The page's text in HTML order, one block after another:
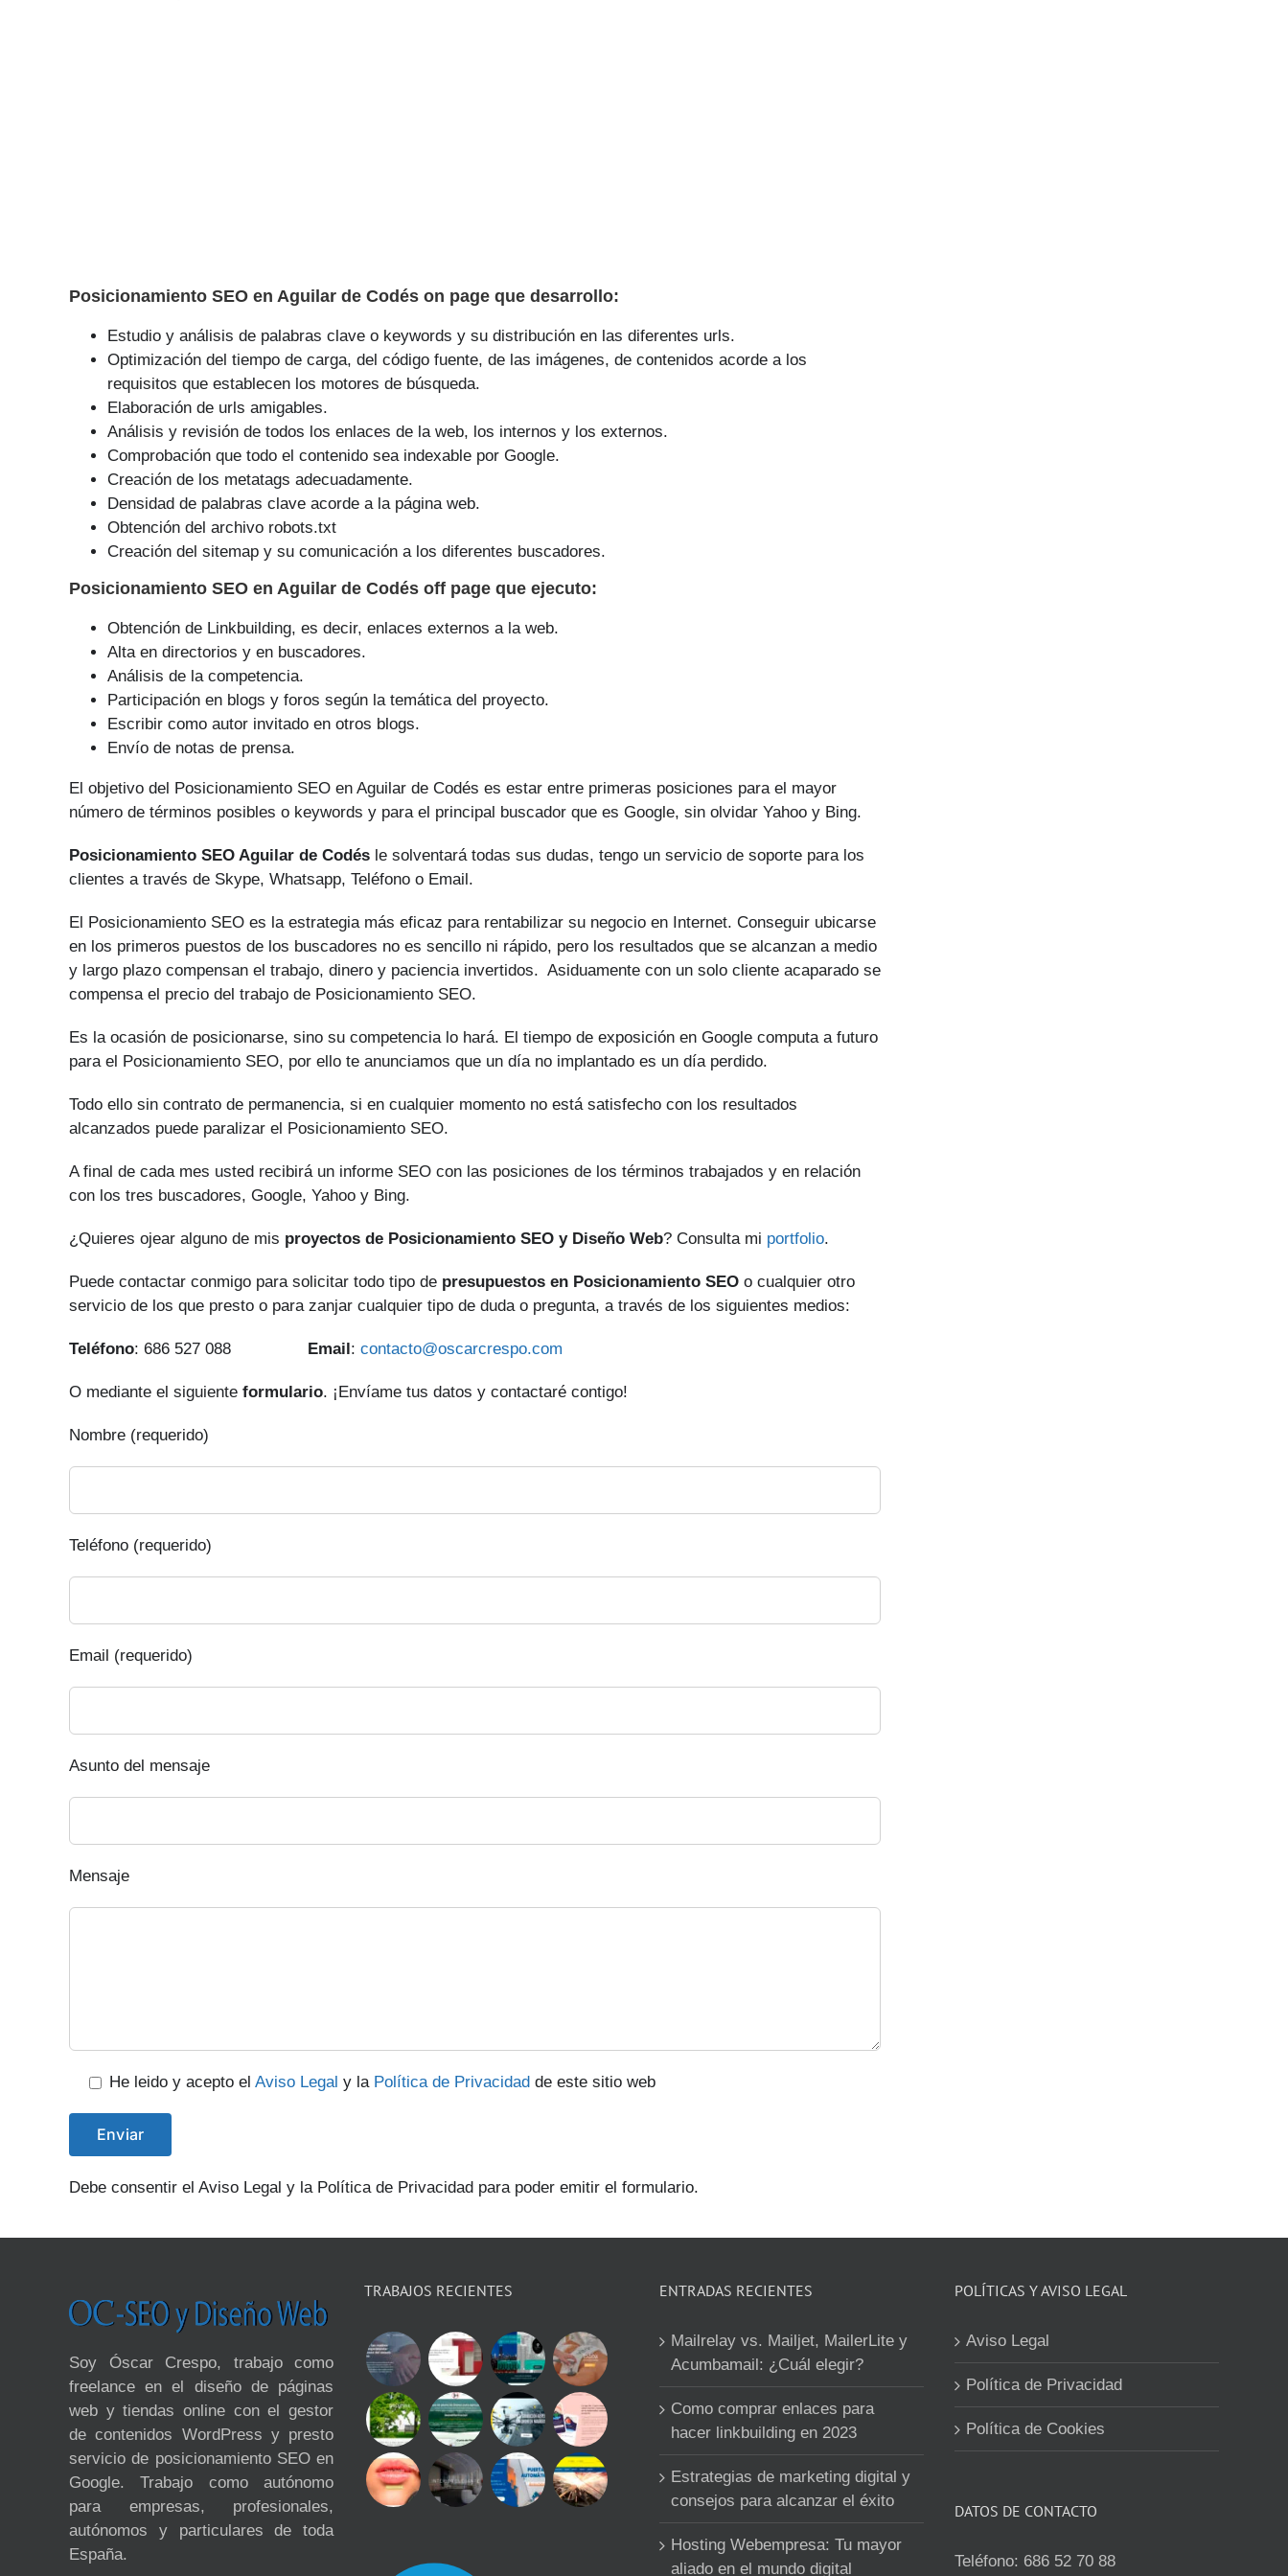
Posicionamiento SEO en Aguilar de Codés on page que desarrollo:
Estudio y análisis de palabras clave o keywords y su distribución en las diferentes urls.
Optimización del tiempo de carga, del código fuente, de las imágenes, de contenidos acorde a los
requisitos que establecen los motores de búsqueda.
Elaboración de urls amigables.
Análisis y revisión de todos los enlaces de la web, los internos y los externos.
Comprobación que todo el contenido sea indexable por Google.
Creación de los metatags adecuadamente.
Densidad de palabras clave acorde a la página web.
Obtención del archivo robots.txt
Creación del sitemap y su comunicación a los diferentes buscadores.
Posicionamiento SEO en Aguilar de Codés off page que ejecuto:
Obtención de Linkbuilding, es decir, enlaces externos a la web.
Alta en directorios y en buscadores.
Análisis de la competencia.
Participación en blogs y foros según la temática del proyecto.
Escribir como autor invitado en otros blogs.
Envío de notas de prensa.
El objetivo del Posicionamiento SEO en Aguilar de Codés es estar entre primeras posiciones para el mayor
número de tér­minos posibles o keywords y para el principal buscador que es Google, sin olvidar Yahoo y Bing.
Posicionamiento SEO Aguilar de Codés le solventará todas sus dudas, tengo un servicio de soporte para los
clientes a través de Skype, Whatsapp, Teléfono o Email.
El Posicionamiento SEO es la estrategia más eficaz para rentabilizar su negocio en Internet. Conseguir ubicarse
en los primeros puestos de los buscadores no es sencillo ni rápido, pero los resultados que se alcanzan a medio
y largo plazo compensan el trabajo, dinero y paciencia invertidos. Asiduamente con un solo cliente acaparado se
compensa el precio del trabajo de Posicionamiento SEO.
Es la ocasión de posicionarse, sino su competencia lo hará. El tiempo de exposición en Google computa a futuro
para el Posicionamiento SEO, por ello te anunciamos que un día no implantado es un día perdido.
Todo ello sin contrato de permanencia, si en cualquier momento no está satisfecho con los resultados
alcanzados puede paralizar el Posicionamiento SEO.
A final de cada mes usted recibirá un informe SEO con las posiciones de los términos trabajados y en relación
con los tres buscadores, Google, Yahoo y Bing.
¿Quieres ojear alguno de mis proyectos de Posicionamiento SEO y Diseño Web? Consulta mi portfolio.
Puede contactar conmigo para solicitar todo tipo de presupuestos en Posicionamiento SEO o cualquier otro
servicio de los que presto o para zanjar cualquier tipo de duda o pregunta, a través de los siguientes medios:
Teléfono: 686 527 088 Email: contacto@oscarcrespo.com
O mediante el siguiente formulario. ¡Envíame tus datos y contactaré contigo!
Nombre (requerido)
Teléfono (requerido)
Email (requerido)
Asunto del mensaje
Mensaje
He leido y acepto el Aviso Legal y la Política de Privacidad de este sitio web
Debe consentir el Aviso Legal y la Política de Privacidad para poder emitir el formulario.
Soy Óscar Crespo, trabajo como
freelance en el diseño de páginas
web y tiendas online con el gestor
de contenidos WordPress y presto
servicio de posicionamiento SEO en
Google. Trabajo como autónomo
para empresas, profesionales,
autónomos y particulares de toda
España.
TRABAJOS RECIENTES ENTRADAS RECIENTES
Mailrelay vs. Mailjet, MailerLite y
Acumbamail: ¿Cuál elegir?
Como comprar enlaces para
hacer linkbuilding en 2023
Estrategias de marketing digital y
consejos para alcanzar el éxito
Hosting Webempresa: Tu mayor
aliado en el mundo digital
POLÍTICAS Y AVISO LEGAL
Aviso Legal
Política de Privacidad
Política de Cookies
DATOS DE CONTACTO
Teléfono: 686 52 70 88